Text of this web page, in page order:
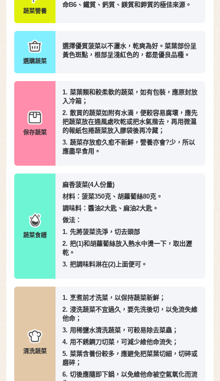
蔬菜營養
命B6、鐵質、鈣質、鎂質和鉀質的極佳來源。
選購蔬菜
選擇優質菠菜以不灑水，乾爽為好。菜葉部份呈
黃色斑點，根部呈淺紅色的，都是優良品種。
保存蔬菜
1. 菜葉類和較柔軟的蔬菜，如有包裝，應原封放
入冷箱；
2. 散買的蔬菜如附有水滴，便較容易腐壞，應先
把蔬菜放在通風處吹乾或把水氣揩去，再用微濕
的報紙包捲蔬菜放入膠袋後再冷藏；
3. 蔬菜存放愈久愈不新鮮，營養亦會?少，所以
應盡早食用。
蔬菜食譜
麻香菠菜(4人份量)
材料：菠菜350克、胡蘿蔔絲80克。
調味料：醬油2大匙、麻油2大匙。
做法：
1. 先將菠菜洗淨，切去頭部
2. 把(1)和胡蘿蔔絲放入熱水中燙一下，取出瀝
乾。
3. 把調味料淋在(2)上面便可。
清洗蔬菜
1. 烹煮前才洗菜，以保持蔬菜新鮮；
2. 浸洗蔬菜不宜過久，要先洗後切，以免流失維
他命；
3. 用稀鹽水清洗蔬菜，可較易除去菜蟲；
4. 用不銹鋼刀切菜，可減少維他命流失；
5. 菜葉含養份較多，應避免把菜葉切細，切碎或
磨碎；
6. 切後應隨即下鍋，以免維他命被空氣氧化而流